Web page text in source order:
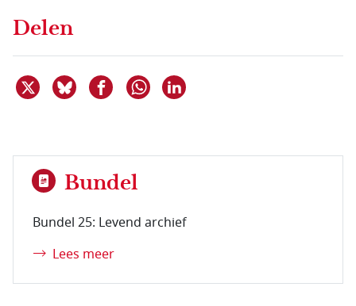
Delen
Deel dit item op X
Deel dit item op Bluesky
Deel dit item op Facebook
Delen via WhatsApp
Bundel
Bundel 25: Levend archief
Lees meer